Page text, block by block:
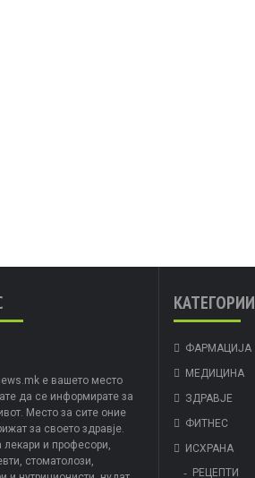
е вашето место
да се информирате за
Место за сите оние
за своето здравје.
лекари и професори,
стоматолози,
КАТЕГОРИИ
ФАРМАЦИЈА
МЕДИЦИНА
ЗДРАВЈЕ
ФИТНЕС
ИСХРАНА
РЕЦЕПТИ